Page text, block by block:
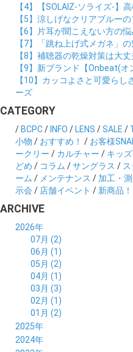
【4】【SOLAIZ-ソライズ-】
【5】涼しげなクリアブルー
【6】片耳が聞こえない方の悩
【7】「跳ね上げ式メガネ」
【8】補聴器の乾燥対策は大
【9】新ブランド【Onbeat(オ
【10】カッコよさと可愛ら
ーズ
CATEGORY
/ BCPC/ INFO / LENS /SALE /
小物 / おすすめ！ / お客様
ークリー / カルチャー / キッズ
どめ / コラム /サングラス /
ーム / メンテナンス / 加工・
示会 / 店舗イベント / 新商品！
ARCHIVE
2026年
07月 (2)
06月 (1)
05月 (2)
04月 (1)
03月 (3)
02月 (1)
01月 (2)
2025年
12月 (2)
2024年